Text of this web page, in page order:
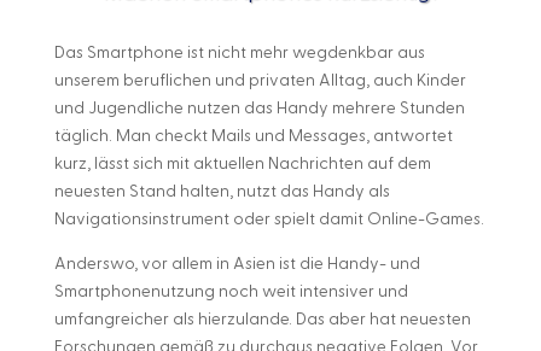
Das Smartphone ist nicht mehr wegdenkbar aus
unserem beruflichen und privaten Alltag, auch Kinder
und Jugendliche nutzen das Handy mehrere Stunden
täglich. Man checkt Mails und Messages, antwortet
kurz, lässt sich mit aktuellen Nachrichten auf dem
neuesten Stand halten, nutzt das Handy als
Navigationsinstrument oder spielt damit Online-Games.
Anderswo, vor allem in Asien ist die Handy- und
Smartphonenutzung noch weit intensiver und
umfangreicher als hierzulande. Das aber hat neuesten
Forschungen gemäß zu durchaus negative Folgen. Vor